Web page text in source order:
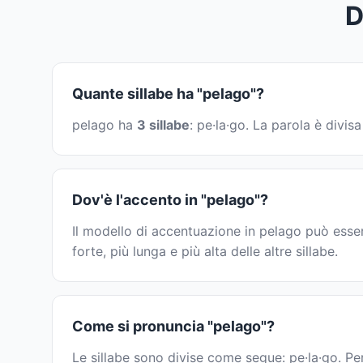
Quante sillabe ha "pelago"?
pelago ha 3 sillabe: pe·la·go. La parola è
Dov'è l'accento in "pelago"?
Il modello di accentuazione in pelago può
forte, più lunga e più alta delle altre sillabe.
Come si pronuncia "pelago"?
Le sillabe sono divise come segue: pe·la·go.